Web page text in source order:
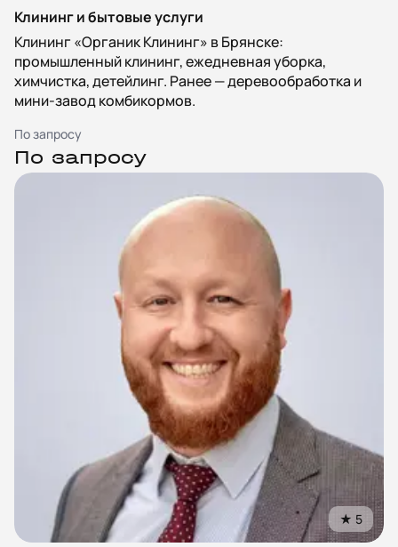
Клининг и бытовые услуги
Клининг «Органик Клининг» в Брянске:
промышленный клининг, ежедневная уборка,
химчистка, детейлинг. Ранее — деревообработка и
мини-завод комбикормов.
По запросу
По запросу
★ 5